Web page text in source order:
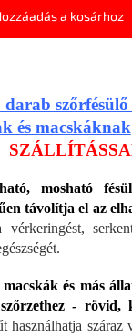
a kosárhoz
darab
és macskáknak
mosható
távolítja el az
vérkeringést,
és más
- rövid,
használhatja száraz